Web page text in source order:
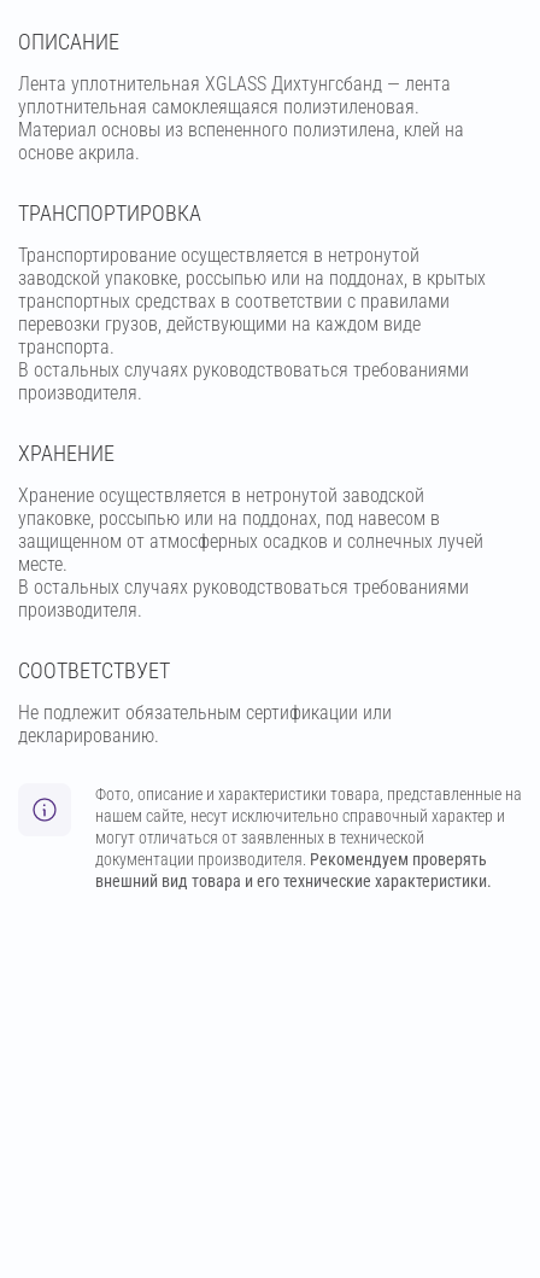
OПИСАНИЕ
Лента уплотнительная XGLASS Дихтунгсбанд — лента
уплотнительная самоклеящаяся полиэтиленовая.
Материал основы из вспененного полиэтилена, клей на
основе акрила.
ТРАНСПОРТИРОВКА
Транспортирование осуществляется в нетронутой
заводской упаковке, россыпью или на поддонах, в крытых
транспортных средствах в соответствии с правилами
перевозки грузов, действующими на каждом виде
транспорта.
В остальных случаях руководствоваться требованиями
производителя.
ХРАНЕНИЕ
Хранение осуществляется в нетронутой заводской
упаковке, россыпью или на поддонах, под навесом в
защищенном от атмосферных осадков и солнечных лучей
месте.
В остальных случаях руководствоваться требованиями
производителя.
СООТВЕТСТВУЕТ
Не подлежит обязательным сертификации или
декларированию.
Фото, описание и характеристики товара, представленные на
нашем сайте, несут исключительно справочный характер и
могут отличаться от заявленных в технической
документации производителя. Рекомендуем проверять
внешний вид товара и его технические характеристики.